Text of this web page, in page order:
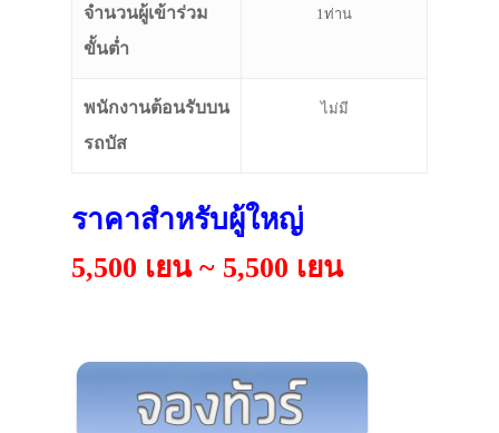
จำนวนผู้เข้าร่วม
ขั้นต่ำ
1ท่าน
พนักงานต้อนรับบน
รถบัส
ไม่มี
ราคาสำหรับผู้ใหญ่
5,500 เยน ~ 5,500 เยน